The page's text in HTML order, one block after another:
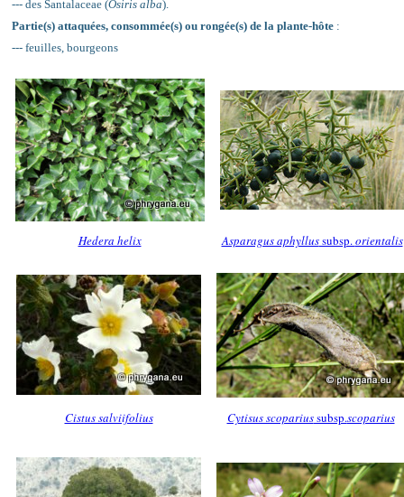
--- des Santalaceae (Osiris alba).
Partie(s) attaquées, consommée(s) ou rongée(s) de la plante-hôte :
--- feuilles, bourgeons
Hedera helix Asparagus aphyllussubsp.orientalis
Cistus salviifolius Cytisus scopariussubsp.scoparius